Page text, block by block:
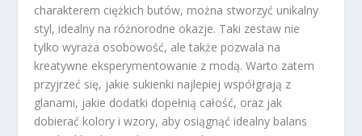
charakterem ciężkich butów, można stworzyć unikalny
styl, idealny na różnorodne okazje. Taki zestaw nie
tylko wyraża osobowość, ale także pozwala na
kreatywne eksperymentowanie z modą. Warto zatem
przyjrzeć się, jakie sukienki najlepiej współgrają z
glanami, jakie dodatki dopełnią całość, oraz jak
dobierać kolory i wzory, aby osiągnąć idealny balans